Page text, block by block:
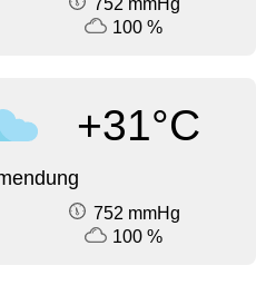
752 mmHg
100 %
+31°C
752 mmHg
100 %